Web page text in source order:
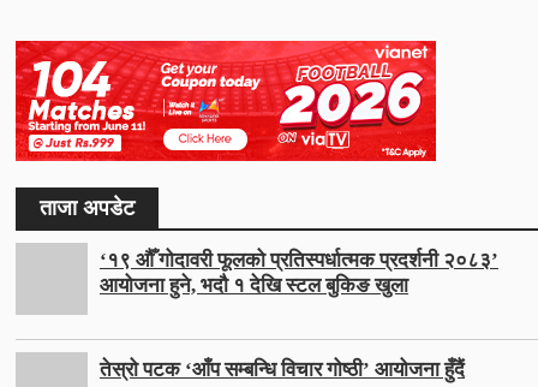
ताजा अपडेट
‘१९ औँ गोदावरी फूलको प्रतिस्पर्धात्मक प्रदर्शनी २०८३’
आयोजना हुने, भदौ १ देखि स्टल बुकिङ खुला
तेस्रो पटक ‘आँप सम्बन्धि विचार गोष्ठी’ आयोजना हुँदैं